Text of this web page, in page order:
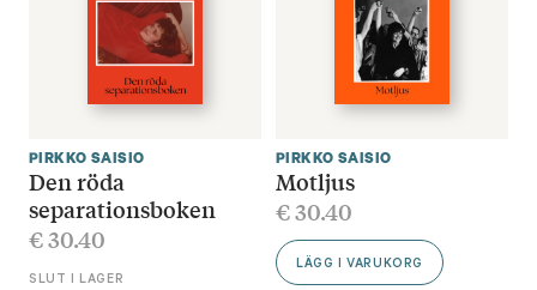
PIRKKO SAISIO
Den röda
separationsboken
€30.40
SLUT I LAGER
PIRKKO SAISIO
Motljus
€30.40
LÄGG I VARUKORG